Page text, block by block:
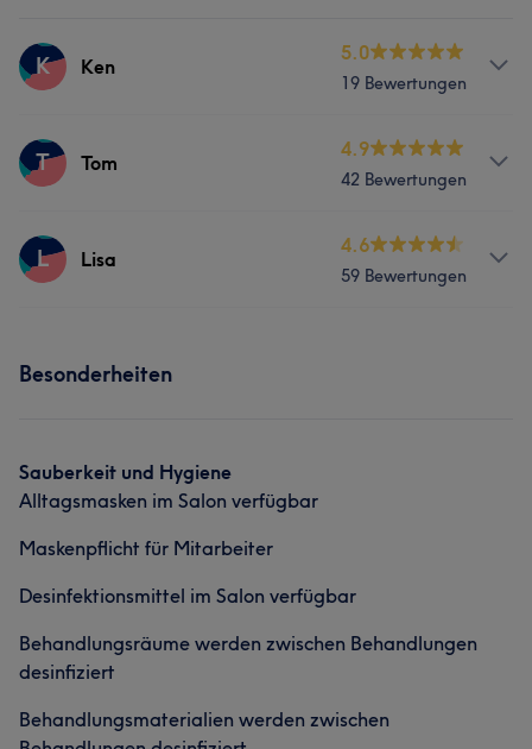
K Ken
5.0
19 Bewertungen
Services
T Tom
4.9
42 Bewertungen
Services
L Lisa
4.6
59 Bewertungen
Besonderheiten
Sauberkeit und Hygiene
Alltagsmasken im Salon verfügbar
Maskenpflicht für Mitarbeiter
Desinfektionsmittel im Salon verfügbar
Behandlungsräume werden zwischen Behandlungen
desinfiziert
Behandlungsmaterialien werden zwischen